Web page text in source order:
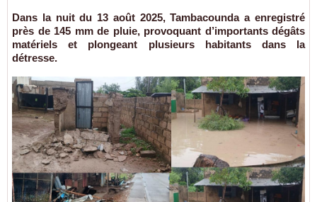
Dans la nuit du 13 août 2025, Tambacounda a enregistré
près de 145 mm de pluie, provoquant d’importants dégâts
matériels et plongeant plusieurs habitants dans la
détresse.